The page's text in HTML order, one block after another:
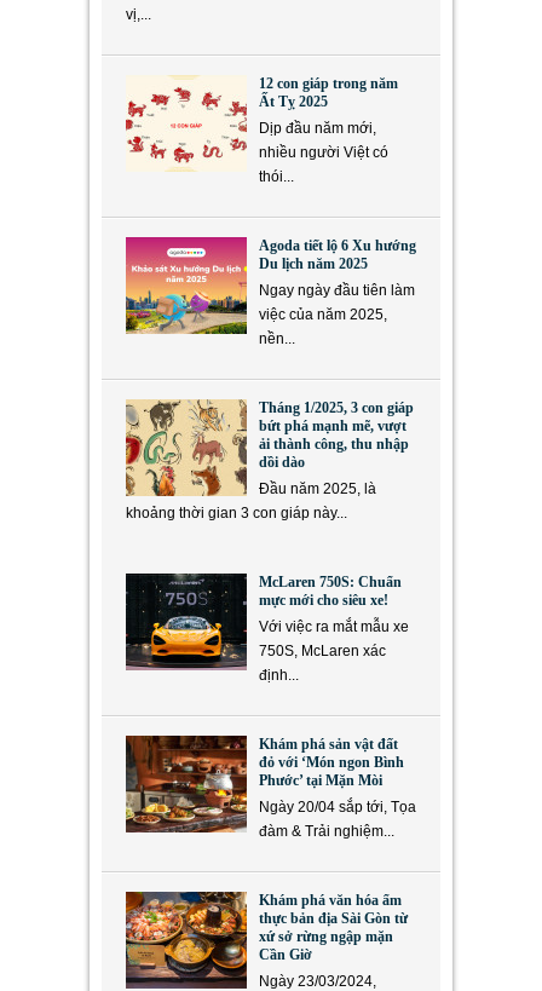
vị,...
12 con giáp trong năm
Ất Tỵ 2025
Dịp đầu năm mới,
nhiều người Việt có
thói...
Agoda tiết lộ 6 Xu hướng
Du lịch năm 2025
Ngay ngày đầu tiên làm
việc của năm 2025,
nền...
Tháng 1/2025, 3 con giáp
bứt phá mạnh mẽ, vượt
ải thành công, thu nhập
dồi dào
Đầu năm 2025, là
khoảng thời gian 3 con giáp này...
McLaren 750S: Chuẩn
mực mới cho siêu xe!
Với việc ra mắt mẫu xe
750S, McLaren xác
định...
Khám phá sản vật đất
đỏ với ‘Món ngon Bình
Phước’ tại Mặn Mòi
Ngày 20/04 sắp tới, Tọa
đàm & Trải nghiệm...
Khám phá văn hóa ẩm
thực bản địa Sài Gòn từ
xứ sở rừng ngập mặn
Cần Giờ
Ngày 23/03/2024,